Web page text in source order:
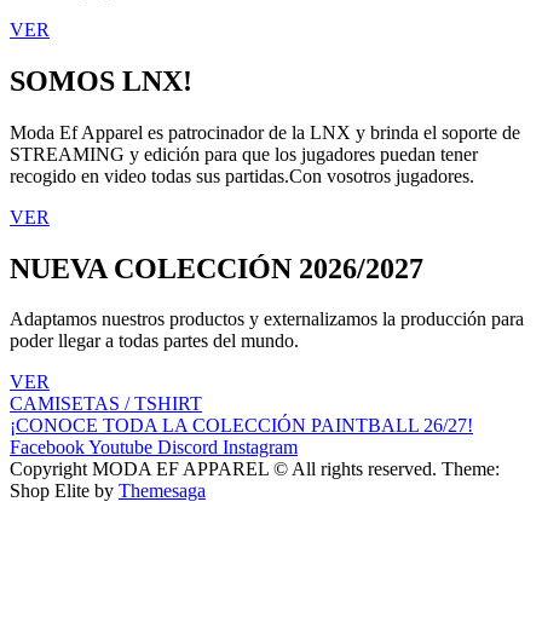
VER
SOMOS LNX!
Moda Ef Apparel es patrocinador de la LNX y brinda el soporte de
STREAMING y edición para que los jugadores puedan tener
recogido en video todas sus partidas.Con vosotros jugadores.
VER
NUEVA COLECCIÓN 2026/2027
Adaptamos nuestros productos y externalizamos la producción para
poder llegar a todas partes del mundo.
VER
CAMISETAS / TSHIRT
¡CONOCE TODA LA COLECCIÓN PAINTBALL 26/27!
FacebookYoutube Discord Instagram
Copyright MODA EF APPAREL © All rights reserved. Theme:
Shop Elite by Themesaga